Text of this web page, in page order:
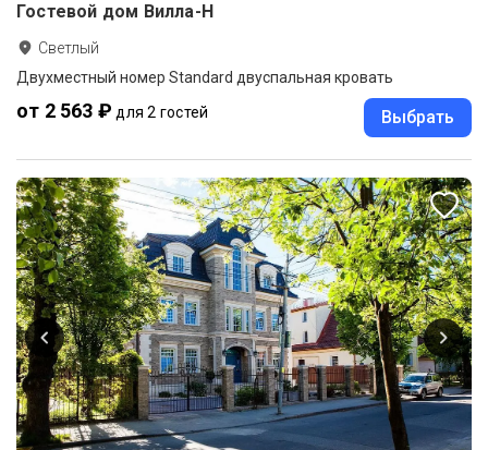
Гостевой дом Вилла-Н
Светлый
Двухместный номер Standard двуспальная кровать
от 2 563 ₽ для 2 гостей Выбрать